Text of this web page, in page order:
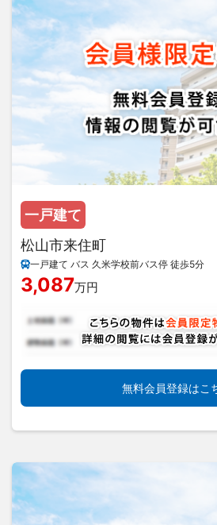
一戸建て
松山市来住町
一戸建て バス 久米学校前バス停 徒歩5分
3,087万円
無料会員登録はこ